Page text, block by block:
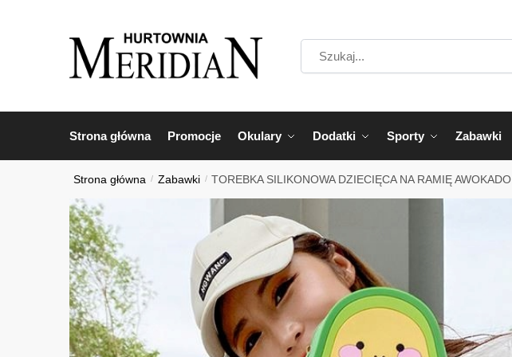
Strona główna Promocje Okulary Dodatki Sporty Zabawki
Strona główna / Zabawki / TOREBKA SILIKONOWA DZIECIĘCA NA RAMIĘ AWOKADO